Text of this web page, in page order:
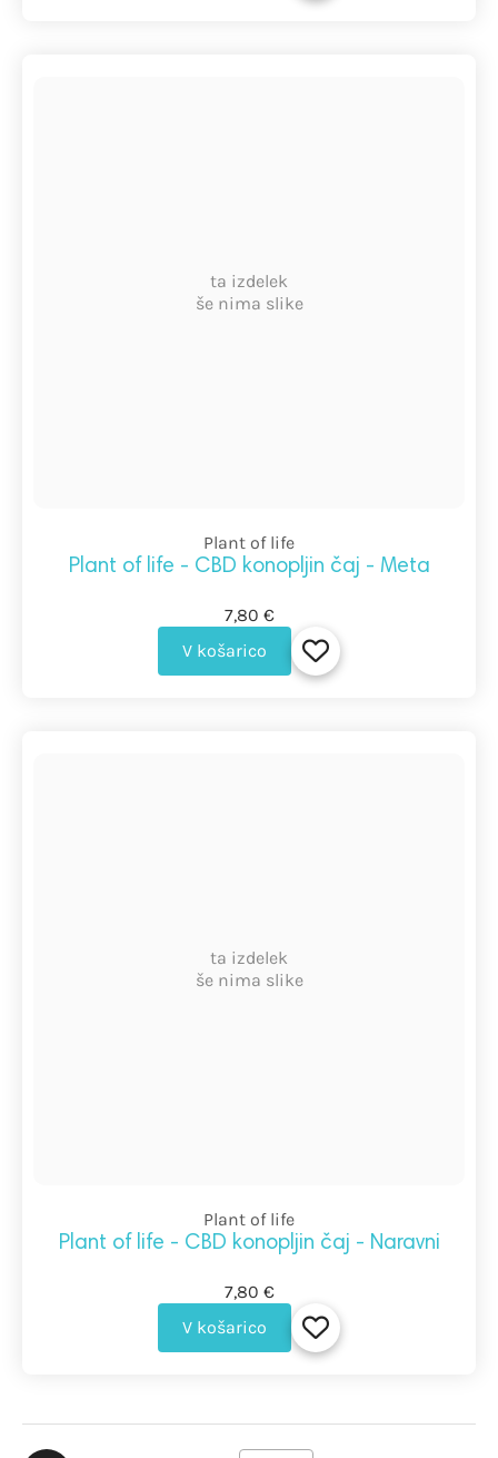
ta izdelek
še nima slike
Plant of life
Plant of life - CBD konopljin čaj - Meta
7,80 €
V košarico
ta izdelek
še nima slike
Plant of life
Plant of life - CBD konopljin čaj - Naravni
7,80 €
V košarico